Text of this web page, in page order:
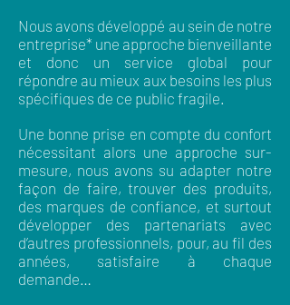
Nous avons développé au sein de notre
entreprise* une approche bienveillante
et donc un service global pour
répondre au mieux aux besoins les plus
spécifiques de ce public fragile.
Une bonne prise en compte du confort
nécessitant alors une approche sur-
mesure, nous avons su adapter notre
façon de faire, trouver des produits,
des marques de confiance, et surtout
développer des partenariats avec
d’autres professionnels, pour, au fil des
années, satisfaire à chaque
demande…